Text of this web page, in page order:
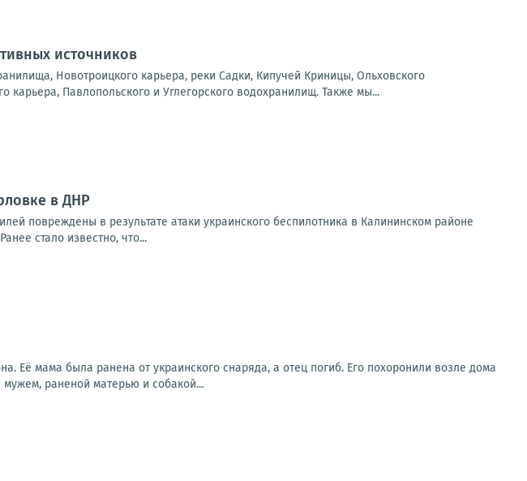
источников
Новотроицкого карьера, реки Садки, Кипучей Криницы, Ольховского
Павлопольского и Углегорского водохранилищ. Также мы...
в ДНР
повреждены в результате атаки украинского беспилотника в Калининском районе
стало известно, что...
Её мама была ранена от украинского снаряда, а отец погиб. Его похоронили возле дома
мужем, раненой матерью и собакой...